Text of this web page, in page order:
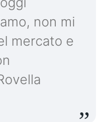
non mi
mercato e